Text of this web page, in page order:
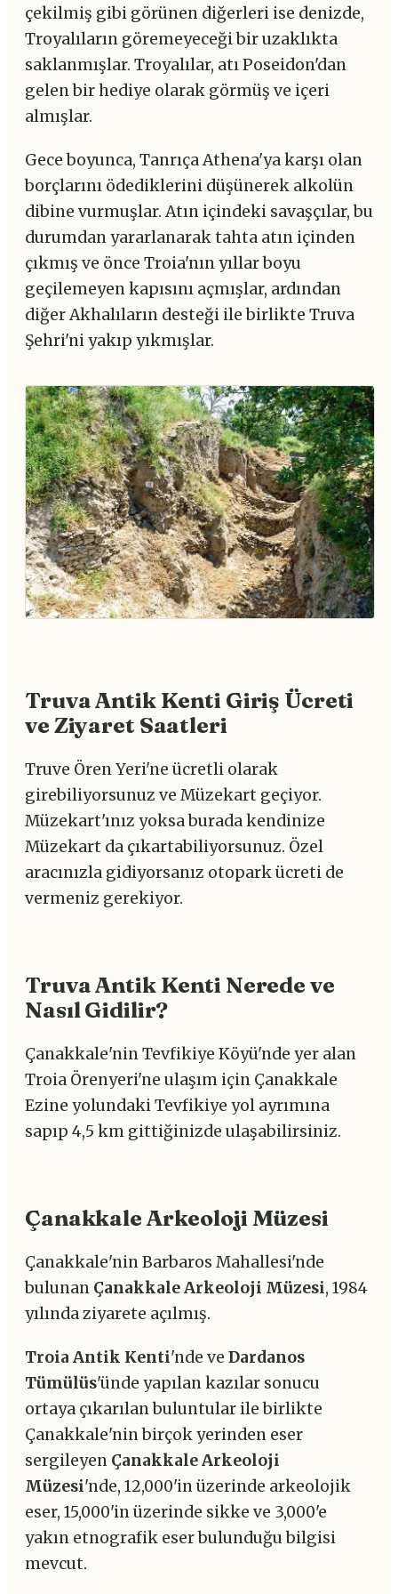
çekilmiş gibi görünen diğerleri ise denizde,
Troyalıların göremeyeceği bir uzaklıkta
saklanmışlar. Troyalılar, atı Poseidon'dan
gelen bir hediye olarak görmüş ve içeri
almışlar.
Gece boyunca, Tanrıça Athena'ya karşı olan
borçlarını ödediklerini düşünerek alkolün
dibine vurmuşlar. Atın içindeki savaşçılar, bu
durumdan yararlanarak tahta atın içinden
çıkmış ve önce Troia'nın yıllar boyu
geçilemeyen kapısını açmışlar, ardından
diğer Akhalıların desteği ile birlikte Truva
Şehri'ni yakıp yıkmışlar.
Truva Antik Kenti Giriş Ücreti
ve Ziyaret Saatleri
Truve Ören Yeri'ne ücretli olarak
girebiliyorsunuz ve Müzekart geçiyor.
Müzekart'ınız yoksa burada kendinize
Müzekart da çıkartabiliyorsunuz. Özel
aracınızla gidiyorsanız otopark ücreti de
vermeniz gerekiyor.
Truva Antik Kenti Nerede ve
Nasıl Gidilir?
Çanakkale'nin Tevfikiye Köyü'nde yer alan
Troia Örenyeri'ne ulaşım için Çanakkale
Ezine yolundaki Tevfikiye yol ayrımına
sapıp 4,5 km gittiğinizde ulaşabilirsiniz.
Çanakkale Arkeoloji Müzesi
Çanakkale'nin Barbaros Mahallesi'nde
bulunan Çanakkale Arkeoloji Müzesi, 1984
yılında ziyarete açılmış.
Troia Antik Kenti'nde ve Dardanos
Tümülüs'ünde yapılan kazılar sonucu
ortaya çıkarılan buluntular ile birlikte
Çanakkale'nin birçok yerinden eser
sergileyen Çanakkale Arkeoloji
Müzesi'nde, 12,000'in üzerinde arkeolojik
eser, 15,000'in üzerinde sikke ve 3,000'e
yakın etnografik eser bulunduğu bilgisi
mevcut.